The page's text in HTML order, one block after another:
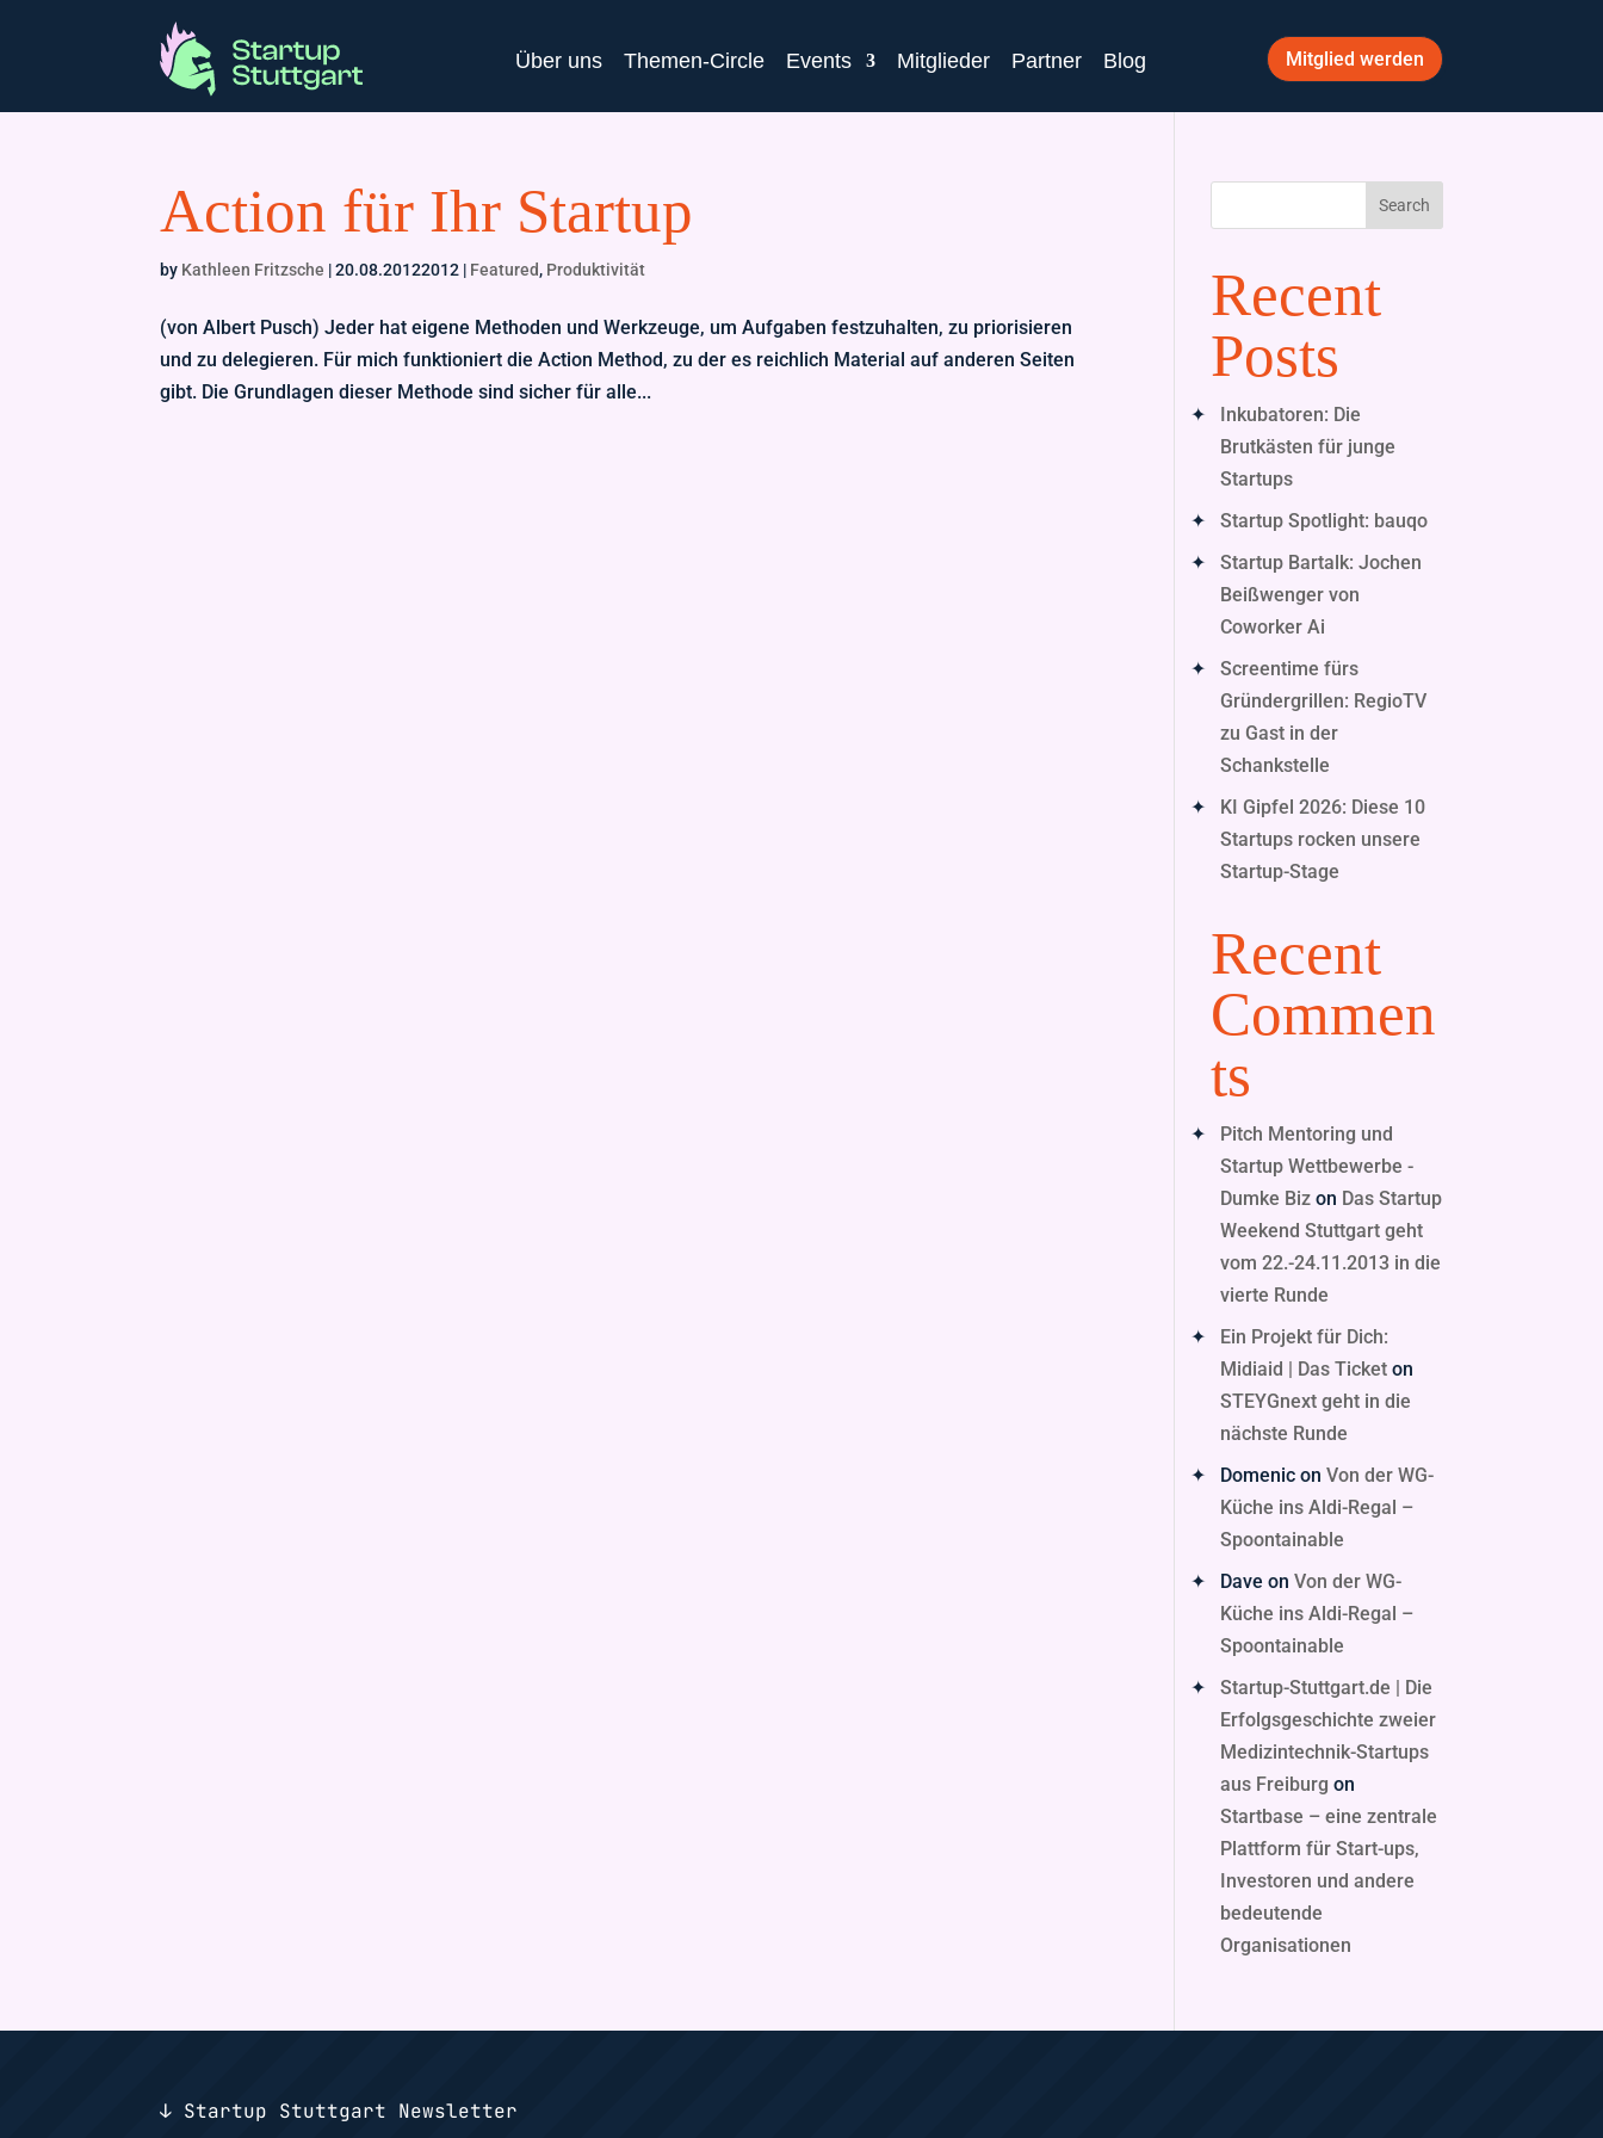
Über uns Themen-Circle Events Mitglieder Partner Blog Mitglied werden
Action für Ihr Startup
by Kathleen Fritzsche |20.08.20122012 | Featured, Produktivität
(von Albert Pusch) Jeder hat eigene Methoden und Werkzeuge, um Aufgaben festzuhalten, zu priorisieren
und zu delegieren. Für mich funktioniert die Action Method, zu der es reichlich Material auf anderen Seiten
gibt. Die Grundlagen dieser Methode sind sicher für alle...
Search
Recent
Posts
Inkubatoren: Die
Brutkästen für junge
Startups
Startup Spotlight: bauqo
Startup Bartalk: Jochen
Beißwenger von
Coworker Ai
Screentime fürs
Gründergrillen: RegioTV
zu Gast in der
Schankstelle
KI Gipfel 2026: Diese 10
Startups rocken unsere
Startup-Stage
Recent
Commen
ts
Pitch Mentoring und
Startup Wettbewerbe -
Dumke Biz on Das Startup
Weekend Stuttgart geht
vom 22.-24.11.2013 in die
vierte Runde
Ein Projekt für Dich:
Midiaid | Das Ticket on
STEYGnext geht in die
nächste Runde
Domenic onVon der WG-
Küche ins Aldi-Regal –
Spoontainable
Dave onVon der WG-
Küche ins Aldi-Regal –
Spoontainable
Startup-Stuttgart.de | Die
Erfolgsgeschichte zweier
Medizintechnik-Startups
aus Freiburg on
Startbase – eine zentrale
Plattform für Start-ups,
Investoren und andere
bedeutende
Organisationen
↓ Startup Stuttgart Newsletter